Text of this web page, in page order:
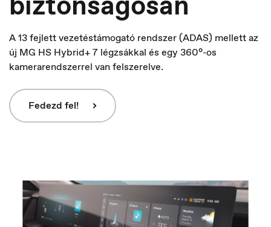
France
A 13 fejlett vezetéstámogató rendszer (ADAS) mellett az
új MG HS Hybrid+ 7 légzsákkal és egy 360°-os
kamerarendszerrel van felszerelve.
Fedezd fel!